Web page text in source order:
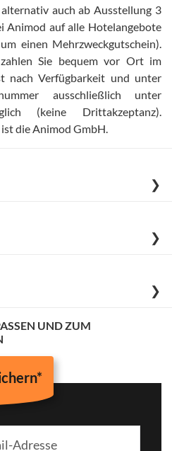
auch ab Ausstellung 3
Animod auf alle Hotelangebote
einen Mehrzweckgutschein)
Sie bequem vor Ort im
nach Verfügbarkeit und unter
ausschließlich unter
(keine Drittakzeptanz)
die Animod GmbH
❯
❯
❯
UND ZUM